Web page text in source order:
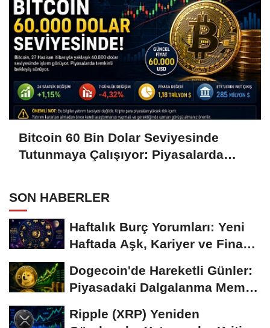
Bitcoin 60 Bin Dolar Seviyesinde
Tutunmaya Çalışıyor: Piyasalarda
SON HABERLER
Haftalık Burç Yorumları: Yeni
Haftada Aşk, Kariyer ve Finans
Dogecoin'de Hareketli Günler:
Piyasadaki Dalgalanma Meme
Ripple (XRP) Yeniden